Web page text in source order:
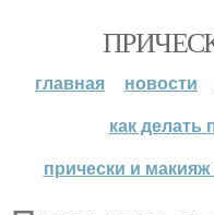
главная новости
как делать
прически и